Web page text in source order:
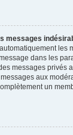
messages
les
dans les
messages privés
aux
un